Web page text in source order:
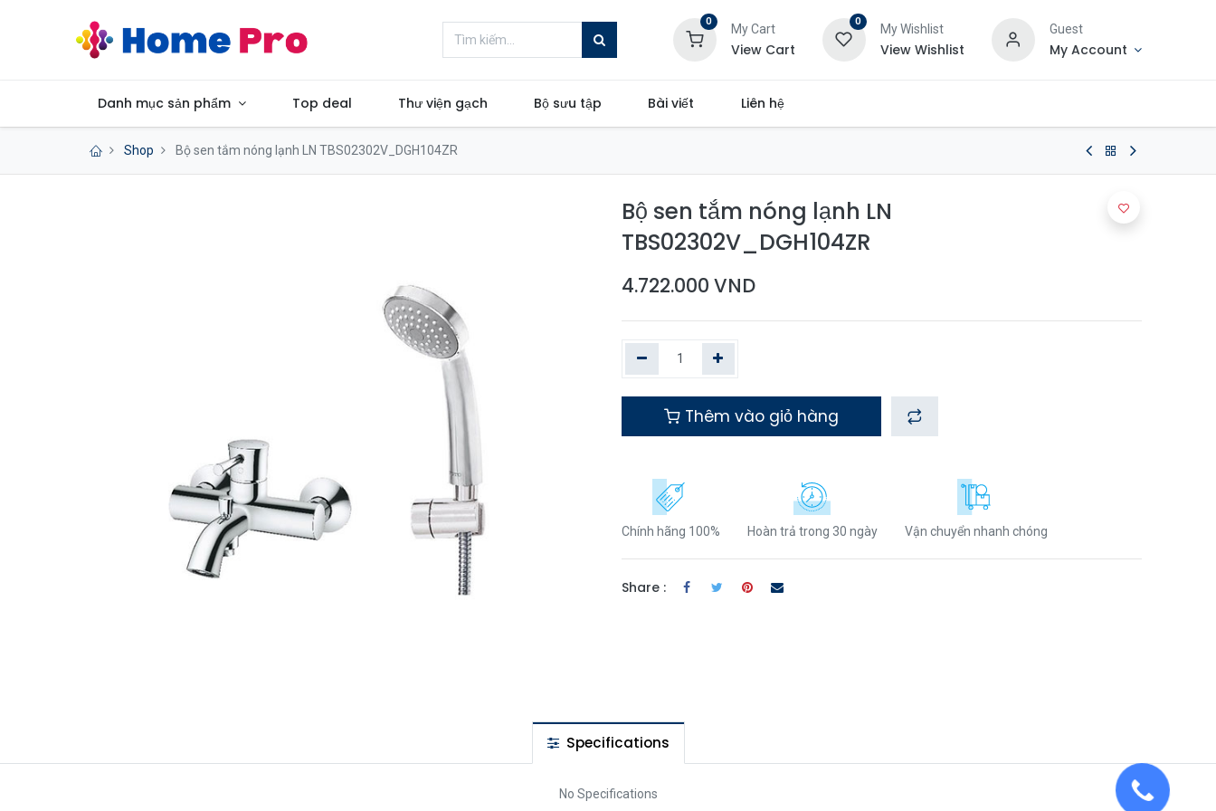
0
My Cart
View Cart
0
My Wishlist
View Wishlist
Guest
My Account
Danh mục sản phẩm Top deal Thư viện gạch Bộ sưu tập Bài viết Liên hệ
Shop Bộ sen tắm nóng lạnh LN TBS02302V_DGH104ZR
Bộ sen tắm nóng lạnh LN
TBS02302V_DGH104ZR
4.722.000 VND
Thêm vào giỏ hàng
Chính hãng 100% Hoàn trả trong 30 ngày Vận chuyển nhanh chóng
Share :
Specifications
No Specifications